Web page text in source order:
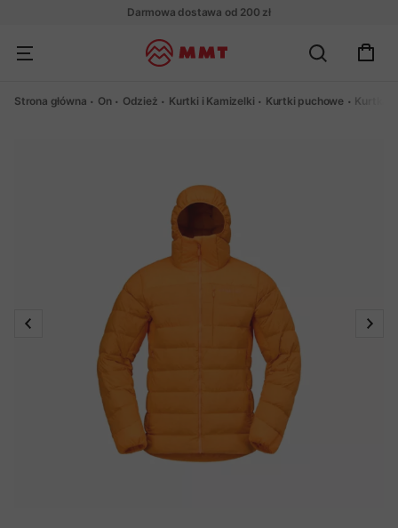
Darmowa dostawa od 200 zł
Strona główna On Odzież Kurtki i Kamizelki Kurtki puchowe Kurtka